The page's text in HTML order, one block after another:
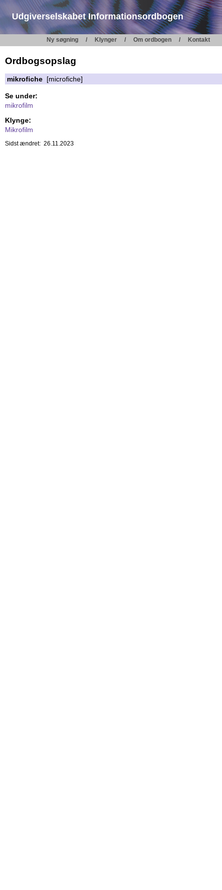
Udgiverselskabet Informationsordbogen
Ny søgning Klynger Om ordbogen Kontakt
Ordbogsopslag
mikrofiche [microfiche]
Se under:
mikrofilm
Klynge:
Mikrofilm
Sidst ændret: 26.11.2023